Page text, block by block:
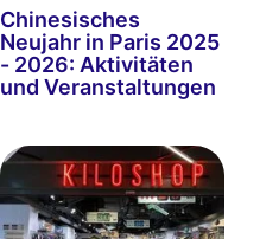
Chinesisches
Neujahr in Paris 2025
- 2026: Aktivitäten
und Veranstaltungen